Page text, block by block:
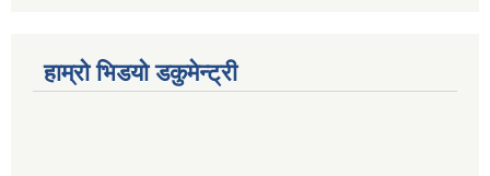
हाम्रो भिडयो डकुमेन्ट्री